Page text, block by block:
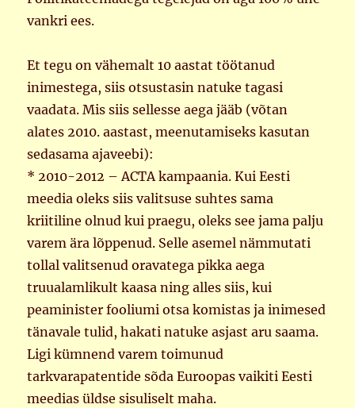
vankri ees.
Et tegu on vähemalt 10 aastat töötanud
inimestega, siis otsustasin natuke tagasi
vaadata. Mis siis sellesse aega jääb (võtan
alates 2010. aastast, meenutamiseks kasutan
sedasama ajaveebi):
* 2010-2012 – ACTA kampaania. Kui Eesti
meedia oleks siis valitsuse suhtes sama
kriitiline olnud kui praegu, oleks see jama palju
varem ära lõppenud. Selle asemel nämmutati
tollal valitsenud oravatega pikka aega
truualamlikult kaasa ning alles siis, kui
peaminister fooliumi otsa komistas ja inimesed
tänavale tulid, hakati natuke asjast aru saama.
Ligi kümnend varem toimunud
tarkvarapatentide sõda Euroopas vaikiti Eesti
meedias üldse sisuliselt maha.